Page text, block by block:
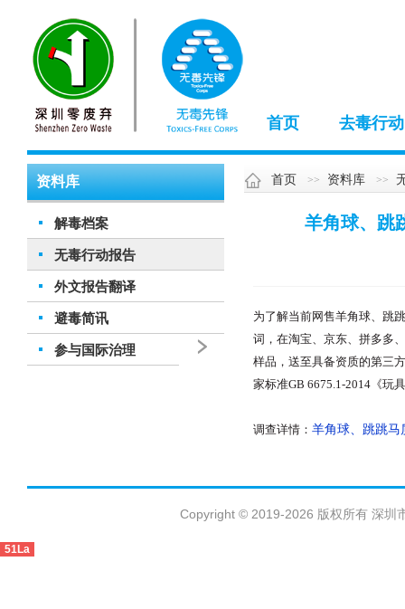
首页 去毒行动
资料库
解毒档案
无毒行动报告
外文报告翻译
避毒简讯
参与国际治理
首页 资料库
羊角球、跳
为了解当前网售羊角球、跳
词，在淘宝、京东、拼多多
样品，送至具备资质的第三
家标准GB 6675.1-2014《玩
调查详情： 羊角球、跳跳马
Copyright © 2019-2026 版权所有 深圳
51La